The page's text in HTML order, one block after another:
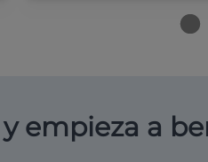
empieza a